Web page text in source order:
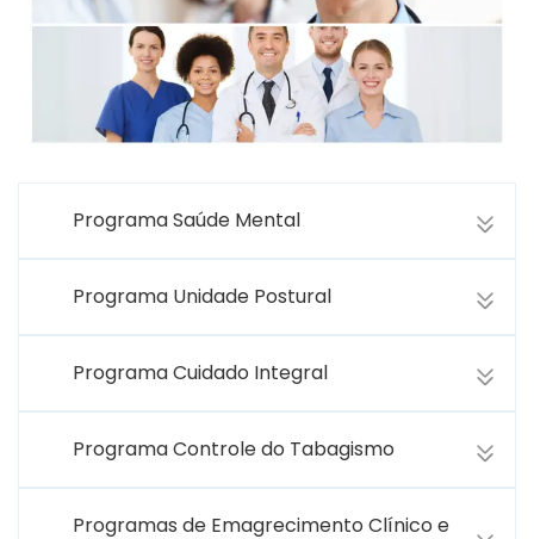
Programa Saúde Mental
Programa Unidade Postural
Programa Cuidado Integral
Programa Controle do Tabagismo
Programas de Emagrecimento Clínico e